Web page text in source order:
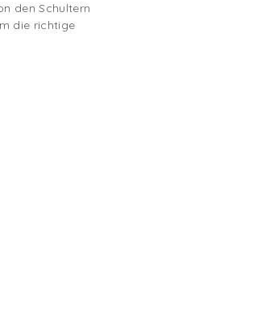
den Schultern
die richtige